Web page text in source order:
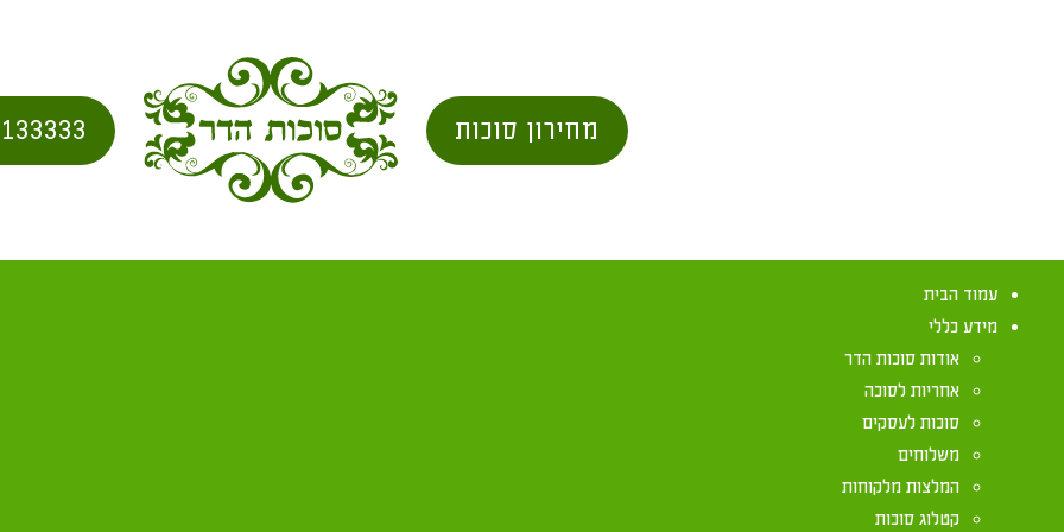
מחירון סוכות
עמוד הבית
מידע כללי
אודות סוכות הדר
אחריות לסוכה
סוכות לעסקים
משלוחים
המלצות מלקוחות
קטלוג סוכות